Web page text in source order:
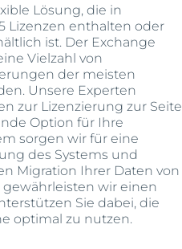
Lösung, die in
Lizenzen enthalten oder
ist. Der Exchange
Vielzahl von
der meisten
Unsere Experten
zur Lizenzierung zur Seite
Option für Ihre
sorgen wir für eine
des Systems und
Migration Ihrer Daten von
wir einen
Sie dabei, die
optimal zu nutzen.